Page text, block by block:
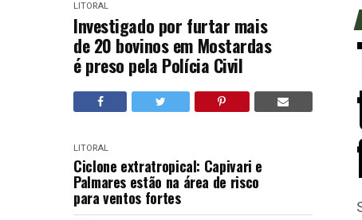
LITORAL
Investigado por furtar mais
de 20 bovinos em Mostardas
é preso pela Polícia Civil
LITORAL
Ciclone extratropical: Capivari e
Palmares estão na área de risco
para ventos fortes